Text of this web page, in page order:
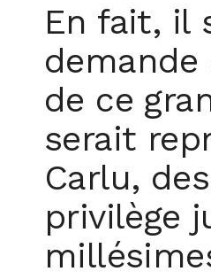
En fait, il
demande
de ce
serait
Carlu,
privilège